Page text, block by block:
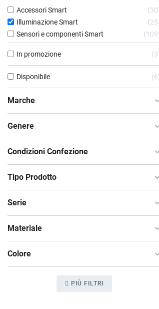
Accessori Smart
30
Illuminazione Smart
25
Sensori e componenti Smart
109
In promozione 3
Disponibile 6
Marche
Genere
Condizioni Confezione
Tipo Prodotto
Serie
Materiale
Colore
PIÙ FILTRI